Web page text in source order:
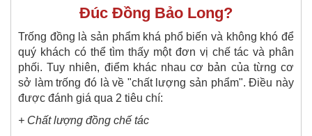
Đúc Đồng Bảo Long?
Trống đồng là sản phẩm khá phổ biến và không khó để
quý khách có thể tìm thấy một đơn vị chế tác và phân
phối. Tuy nhiên, điểm khác nhau cơ bản của từng cơ
sở làm trống đó là về "chất lượng sản phẩm". Điều này
được đánh giá qua 2 tiêu chí:
+ Chất lượng đồng chế tác